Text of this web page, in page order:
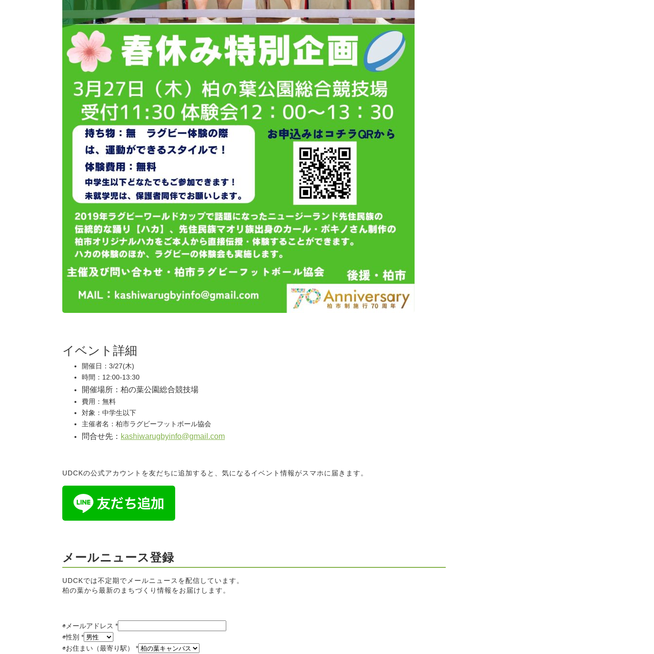
イベント詳細
開催日：3/27(木)
時間：12:00-13:30
開催場所：柏の葉公園総合競技場
費用：無料
対象：中学生以下
主催者名：柏市ラグビーフットボール協会
問合せ先： kashiwarugbyinfo@gmail.com
UDCKの公式アカウントを友だちに追加すると、気になるイベント情報がスマホに届きます。
メールニュース登録
UDCKでは不定期でメールニュースを配信しています。
柏の葉から最新のまちづくり情報をお届けします。
◉メールアドレス *
◉性別 *
◉お住まい（最寄り駅） *